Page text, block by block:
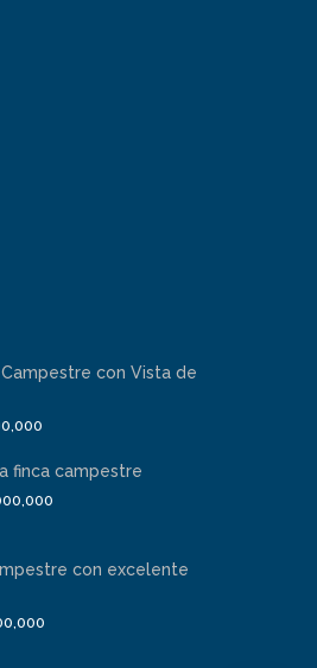
con Vista de
finca campestre
con excelente